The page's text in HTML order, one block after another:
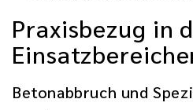
Praxisbezug in
Betonabbruch und